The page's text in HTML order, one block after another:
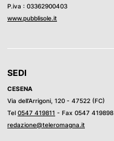
P.iva : 03362900403
www.pubblisole.it
SEDI
CESENA
Via dell’Arrigoni, 120 - 47522 (FC)
Tel 0547 419811 - Fax 0547 419898
redazione@teleromagna.it